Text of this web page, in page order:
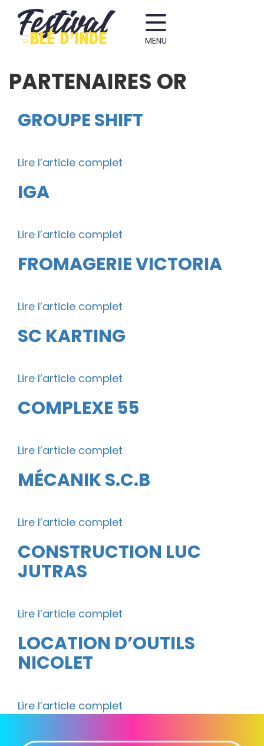
MENU
PARTENAIRES OR
GROUPE SHIFT
Lire l’article complet
IGA
Lire l’article complet
FROMAGERIE VICTORIA
Lire l’article complet
SC KARTING
Lire l’article complet
COMPLEXE 55
Lire l’article complet
MÉCANIK S.C.B
Lire l’article complet
CONSTRUCTION LUC
JUTRAS
Lire l’article complet
LOCATION D’OUTILS
NICOLET
Lire l’article complet